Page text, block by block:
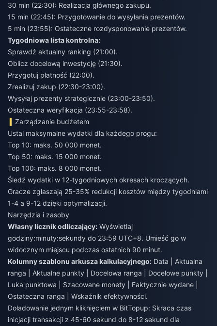
30 min (22:30): Realizacja głównego zakupu.
15 min (22:45): Przygotowanie do wysyłania prezentów.
5 min (23:55): Ostateczne rozdysponowanie prezentów.
Tygodniowa lista kontrolna:
Sprawdź aktualny ranking (21:00).
Oblicz docelową inwestycję (21:30).
Przygotuj płatność (22:00).
Zrealizuj zakup (22:30-23:00).
Wysyłaj prezenty strategicznie (23:00-23:50).
Ostateczna weryfikacja (23:55-23:58).
Zarządzanie budżetem
Ustal maksymalne wydatki dla każdego progu:
Top 10: maks. 50 000 monet.
Top 50: maks. 15 000 monet.
Top 100: maks. 8 000 monet.
Śledź wydatki w 12-tygodniowych okresach kroczących.
Gracze zgłaszają 25-35% redukcji kosztów między tygodniami
1-4 a 9-12 dzięki optymalizacji.
Narzędzia i zasoby
Własny licznik odliczający: Wyświetlaj
godziny:minuty:sekundy do 23:59 UTC+8. Umieść go w
widocznym miejscu podczas ostatnich 90 minut.
Kolumny szablonu arkusza kalkulacyjnego: Data | Aktualna
ranga | Aktualne punkty | Docelowa ranga | Docelowe punkty |
Luka punktowa | Szacowane monety | Faktycznie wydane |
Ostateczna ranga | Wskaźnik efektywności.
Doładowanie jednym kliknięciem w BitTopup: Skraca czas
inicjacji transakcji z 45-60 sekund do 8-12 sekund dla